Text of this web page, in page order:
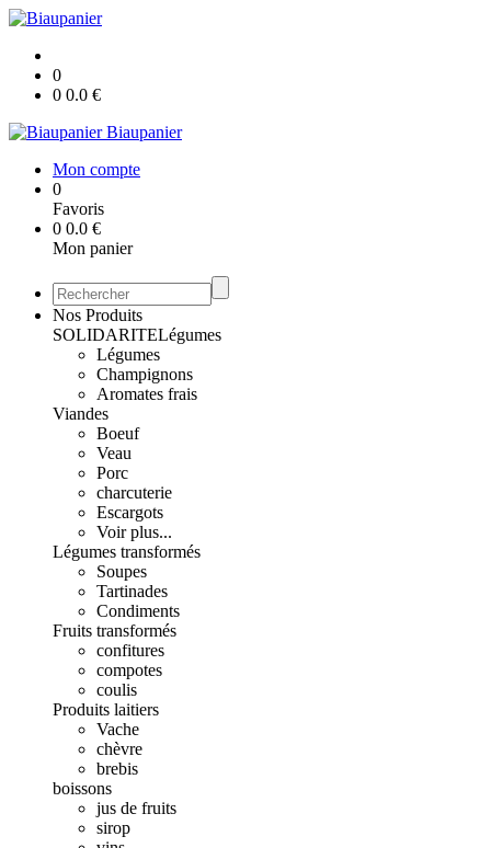
0
0 0.0 €
Biaupanier
Mon compte
0
Favoris
0 0.0 €
Mon panier
Nos Produits
SOLIDARITELégumes
Légumes
Champignons
Aromates frais
Viandes
Boeuf
Veau
Porc
charcuterie
Escargots
Voir plus...
Légumes transformés
Soupes
Tartinades
Condiments
Fruits transformés
confitures
compotes
coulis
Produits laitiers
Vache
chèvre
brebis
boissons
jus de fruits
sirop